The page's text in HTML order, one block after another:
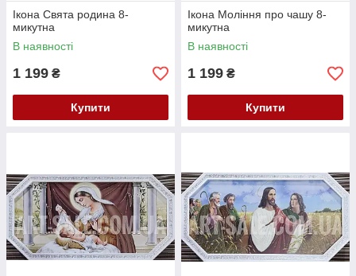
Ікона Свята родина 8-
микутна
В наявності
1 199 ₴
Купити
Ікона Моління про чашу 8-
микутна
В наявності
1 199 ₴
Купити